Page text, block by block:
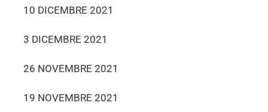
10 DICEMBRE 2021
3 DICEMBRE 2021
26 NOVEMBRE 2021
19 NOVEMBRE 2021